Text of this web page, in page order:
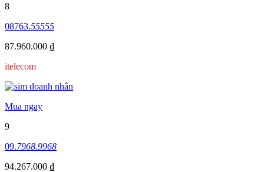
8
08763.55555
87.960.000 ₫
itelecom
Mua ngay
9
09.7968.9968
94.267.000 ₫